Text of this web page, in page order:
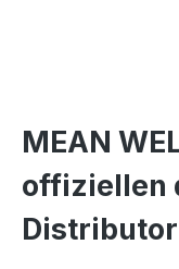
MEAN
offiziellen
Distributor